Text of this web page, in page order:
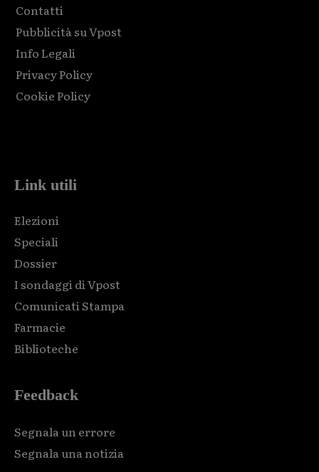
Contatti
Pubblicità su Vpost
Info Legali
Privacy Policy
Cookie Policy
Link utili
Elezioni
Speciali
Dossier
I sondaggi di Vpost
Comunicati Stampa
Farmacie
Biblioteche
Feedback
Segnala un errore
Segnala una notizia